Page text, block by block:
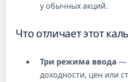
у обычных акций.
Что отличает этот
Три режима ввода —
доходности, цен или